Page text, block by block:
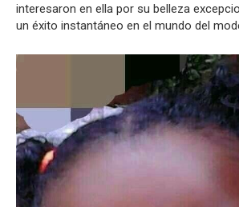
interesaron en ella por su belleza
un éxito instantáneo en el mundo del